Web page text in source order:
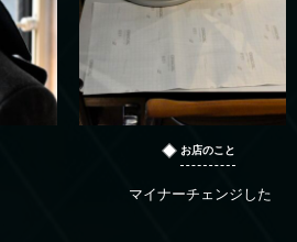
お店のこと
マイナーチェンジした